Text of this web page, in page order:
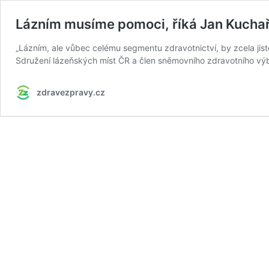
Lázním musíme pomoci, říká Jan
„Lázním, ale vůbec celému segmentu zdravotnictví, by zcela
Sdružení lázeňských míst ČR a člen sněmovního zdravotního
zdravezpravy.cz